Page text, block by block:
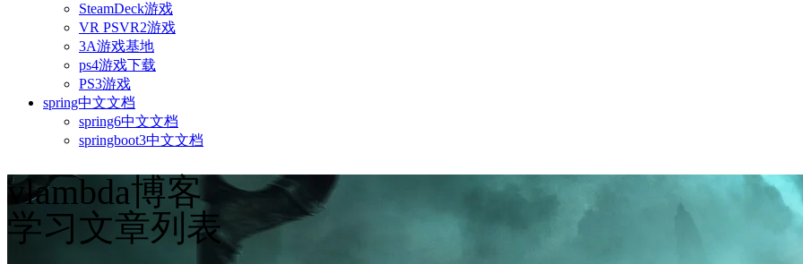
SteamDeck游戏
VR PSVR2游戏
3A游戏基地
ps4游戏下载
PS3游戏
spring中文文档
spring6中文文档
springboot3中文文档
vlambda博客
学习文章列表